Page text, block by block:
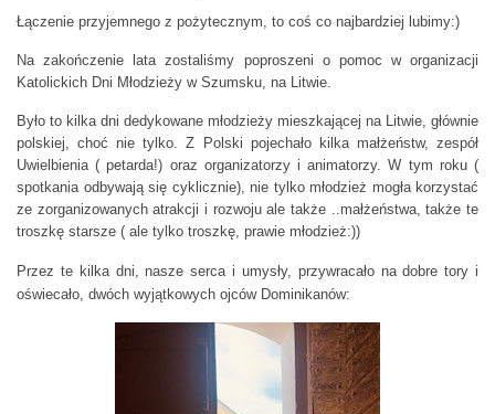
Łączenie przyjemnego z pożytecznym, to coś co najbardziej lubimy:)
Na zakończenie lata zostaliśmy poproszeni o pomoc w organizacji
Katolickich Dni Młodzieży w Szumsku, na Litwie.
Było to kilka dni dedykowane młodzieży mieszkającej na Litwie, głównie
polskiej, choć nie tylko. Z Polski pojechało kilka małżeństw, zespół
Uwielbienia ( petarda!) oraz organizatorzy i animatorzy. W tym roku (
spotkania odbywają się cyklicznie), nie tylko młodzież mogła korzystać
ze zorganizowanych atrakcji i rozwoju ale także ..małżeństwa, także te
troszkę starsze ( ale tylko troszkę, prawie młodzież:))
Przez te kilka dni, nasze serca i umysły, przywracało na dobre tory i
oświecało, dwóch wyjątkowych ojców Dominikanów: